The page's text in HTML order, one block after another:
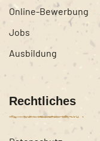
Online-Bewerbung
Jobs
Ausbildung
Rechtliches